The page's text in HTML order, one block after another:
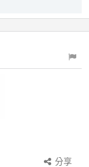
分享